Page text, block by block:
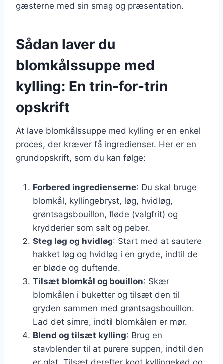
gæsterne med sin smag og præsentation.
Sådan laver du
blomkålssuppe med
kylling: En trin-for-trin
opskrift
At lave blomkålssuppe med kylling er en enkel
proces, der kræver få ingredienser. Her er en
grundopskrift, som du kan følge:
Forbered ingredienserne: Du skal bruge
blomkål, kyllingebryst, løg, hvidløg,
grøntsagsbouillon, fløde (valgfrit) og
krydderier som salt og peber.
Steg løg og hvidløg: Start med at sautere
hakket løg og hvidløg i en gryde, indtil de
er bløde og duftende.
Tilsæt blomkål og bouillon: Skær
blomkålen i buketter og tilsæt den til
gryden sammen med grøntsagsbouillon.
Lad det simre, indtil blomkålen er mør.
Blend og tilsæt kylling: Brug en
stavblender til at purere suppen, indtil den
er glat. Tilsæt derefter kogt kyllingekød og